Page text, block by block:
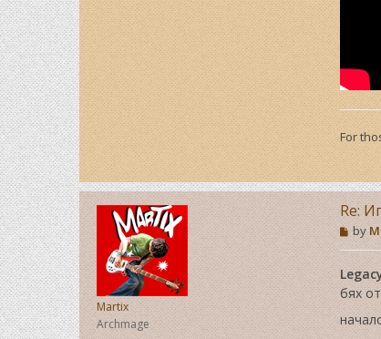
For
Martix
Archmage
Re:
P
o
s
t
by
бях